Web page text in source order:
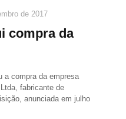
de 2017
compra da
a compra da empresa
fabricante de
anunciada em julho